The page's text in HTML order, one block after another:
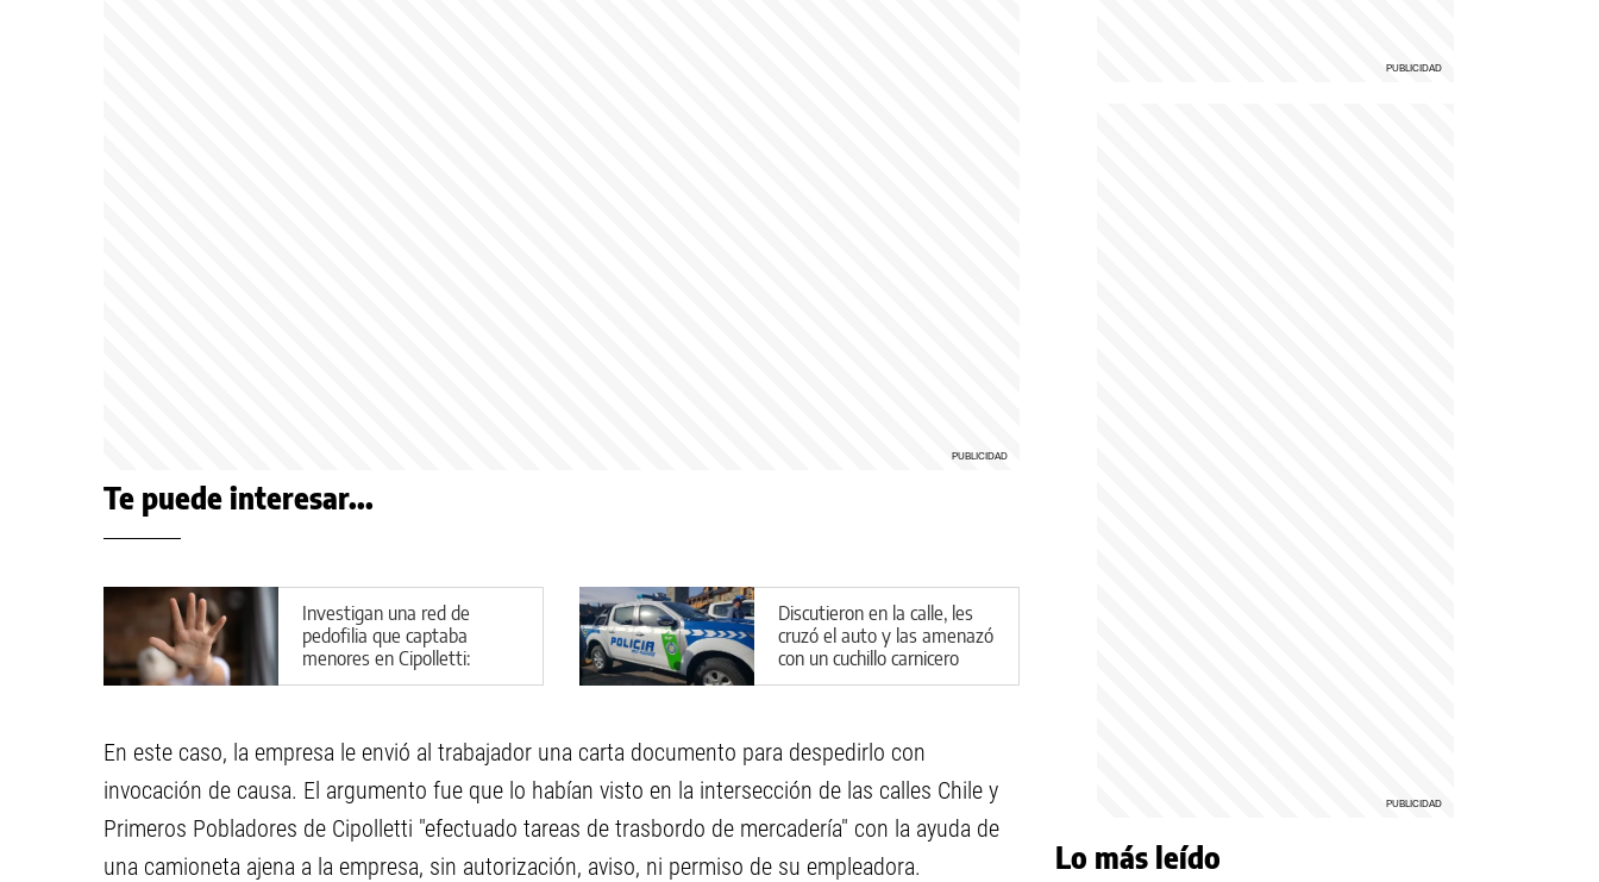
Te puede interesar...
Investigan una red de
pedofilia que captaba
menores en Cipolletti:
aberrantes detalles del caso
Discutieron en la calle, les
cruzó el auto y las amenazó
con un cuchillo carnicero
En este caso, la empresa le envió al trabajador una carta documento para despedirlo con
invocación de causa. El argumento fue que lo habían visto en la intersección de las calles Chile y
Primeros Pobladores de Cipolletti "efectuado tareas de trasbordo de mercadería" con la ayuda de
una camioneta ajena a la empresa, sin autorización, aviso, ni permiso de su empleadora.
Lo más leído